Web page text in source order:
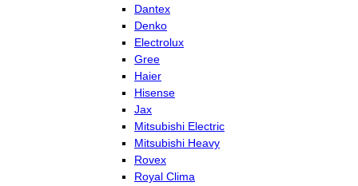
Dantex
Denko
Electrolux
Gree
Haier
Hisense
Jax
Mitsubishi Electric
Mitsubishi Heavy
Rovex
Royal Clima